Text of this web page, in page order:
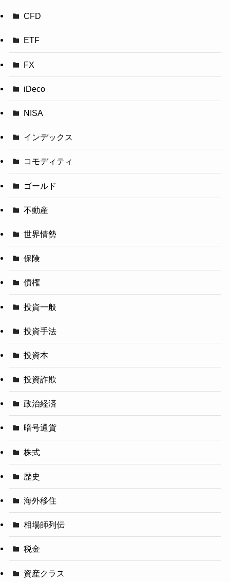
CFD
ETF
FX
iDeco
NISA
インデックス
コモディティ
ゴールド
不動産
世界情勢
保険
債権
投資一般
投資手法
投資本
投資詐欺
政治経済
暗号通貨
株式
歴史
海外移住
相場師列伝
税金
資産クラス